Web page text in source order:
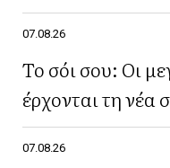
07.08.26
Το σόι σου: Οι
έρχονται τη νέα
07.08.26